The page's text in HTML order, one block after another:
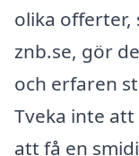
olika offerter,
znb.se, gör
och erfaren
Tveka inte
att få en